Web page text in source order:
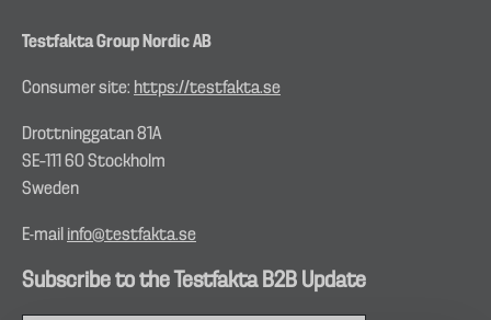
Testfakta Group Nordic AB
Consumer site: https://testfakta.se
Drottninggatan 81A
SE–111 60 Stockholm
Sweden
E-mail info@testfakta.se
Subscribe to the Testfakta B2B Update